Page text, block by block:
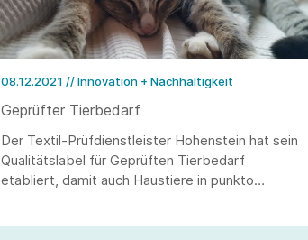
08.12.2021 // Innovation + Nachhaltigkeit
Geprüfter Tierbedarf
Der Textil-Prüfdienstleister Hohenstein hat sein
Qualitätslabel für Geprüften Tierbedarf
etabliert, damit auch Haustiere in punkto